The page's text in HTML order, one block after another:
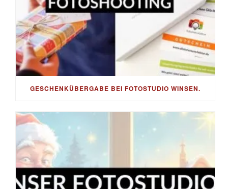
GESCHENKÜBERGABE BEI FOTOSTUDIO WINSEN.